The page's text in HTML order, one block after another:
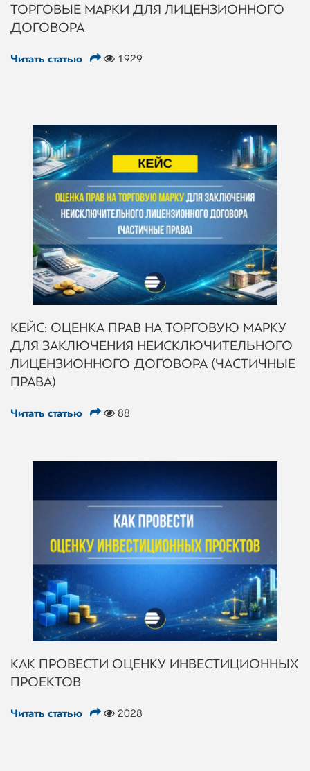
ТОРГОВЫЕ МАРКИ ДЛЯ ЛИЦЕНЗИОННОГО
ДОГОВОРА
Читать статью 1929
КЕЙС: ОЦЕНКА ПРАВ НА ТОРГОВУЮ МАРКУ
ДЛЯ ЗАКЛЮЧЕНИЯ НЕИСКЛЮЧИТЕЛЬНОГО
ЛИЦЕНЗИОННОГО ДОГОВОРА (ЧАСТИЧНЫЕ
ПРАВА)
Читать статью 88
КАК ПРОВЕСТИ ОЦЕНКУ ИНВЕСТИЦИОННЫХ
ПРОЕКТОВ
Читать статью 2028